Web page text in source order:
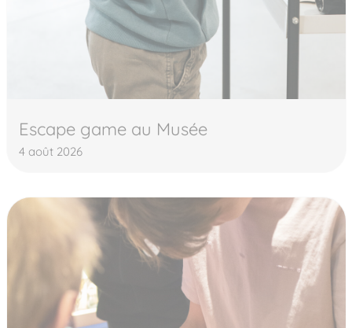
Escape game au Musée
4 août 2026